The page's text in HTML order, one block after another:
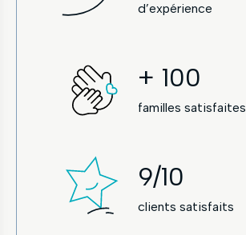
d’expérience
+ 100
familles satisfaites
9/10
clients satisfaits